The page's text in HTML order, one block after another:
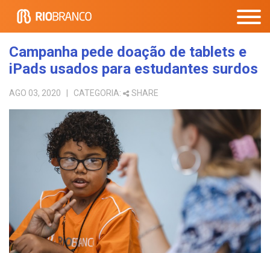
Campanha pede doação de tablets e
iPads usados para estudantes surdos
AGO 03, 2020 | CATEGORIA: SHARE